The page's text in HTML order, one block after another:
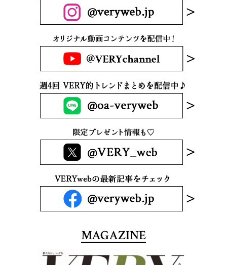
MAGAZINE